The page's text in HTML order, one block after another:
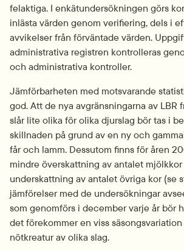
felaktiga. I enkätundersökningen görs
inlästa värden genom verifiering, dels i
avvikelser från förväntade värden.
administrativa registren kontrolleras
och administrativa kontroller.
Jämförbarheten med motsvarande
god. Att de nya avgränsningarna av LBR
slår lite olika för olika djurslag bör tas i
skillnaden på grund av en ny och
får och lamm. Dessutom finns för åren
mindre överskattning av antalet
underskattning av antalet övriga kor (se
jämförelser med de undersökningar
som genomförs i december varje år bör
det förekommer en viss
nötkreatur av olika slag.